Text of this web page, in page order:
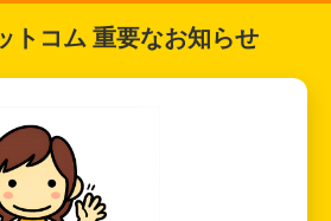
トコム 重要なお知らせ